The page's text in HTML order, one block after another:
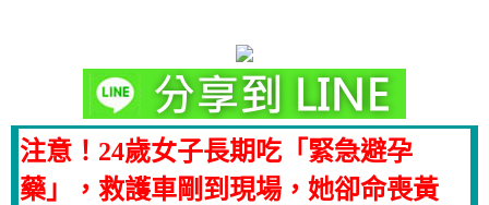
注意！24歲女子長期吃「緊急避孕
藥」，救護車剛到現場，她卻命喪黃